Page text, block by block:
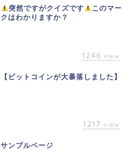
突然ですがクイズです
このマー
クはわかりますか？
1246 view
【ビットコインが大暴落しました】
1217 view
サンプルページ